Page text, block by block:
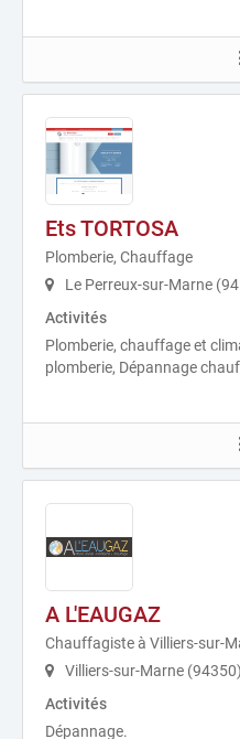
Ets TORTOSA
Plomberie, Chauffage
Le Perreux-sur-Marne
Activités
Plomberie, chauffage et
plomberie, Dépannage
A L'EAUGAZ
Chauffagiste à Villiers-sur-
Villiers-sur-Marne (94350)
Activités
Dépannage.